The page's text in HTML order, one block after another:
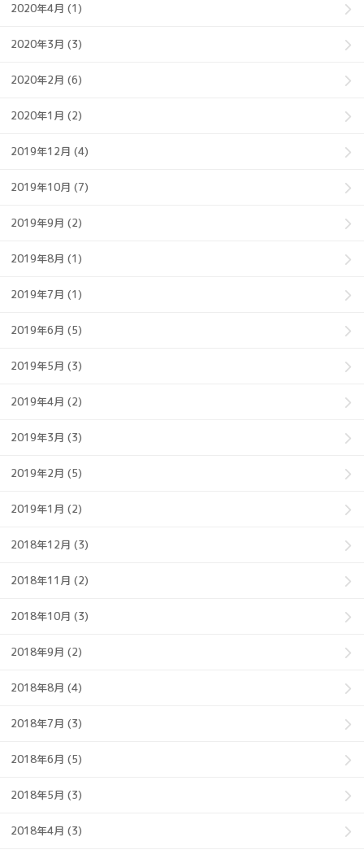
2020年4月 (1)
2020年3月 (3)
2020年2月 (6)
2020年1月 (2)
2019年12月 (4)
2019年10月 (7)
2019年9月 (2)
2019年8月 (1)
2019年7月 (1)
2019年6月 (5)
2019年5月 (3)
2019年4月 (2)
2019年3月 (3)
2019年2月 (5)
2019年1月 (2)
2018年12月 (3)
2018年11月 (2)
2018年10月 (3)
2018年9月 (2)
2018年8月 (4)
2018年7月 (3)
2018年6月 (5)
2018年5月 (3)
2018年4月 (3)